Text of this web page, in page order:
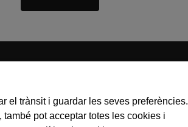
Bretanya, 7 - Pol. Ind. Pla de Llerona
les Franqueses del Vallès
el trànsit i guardar les seves preferències.
pot acceptar totes les cookies i